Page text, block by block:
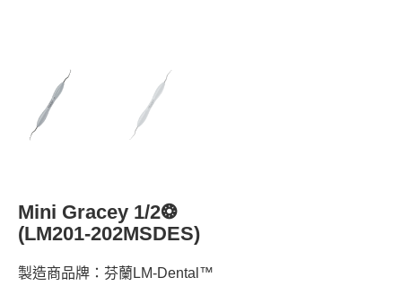
Mini Gracey 1/2❂
(LM201-202MSDES)
製造商品牌：芬蘭LM-Dental™